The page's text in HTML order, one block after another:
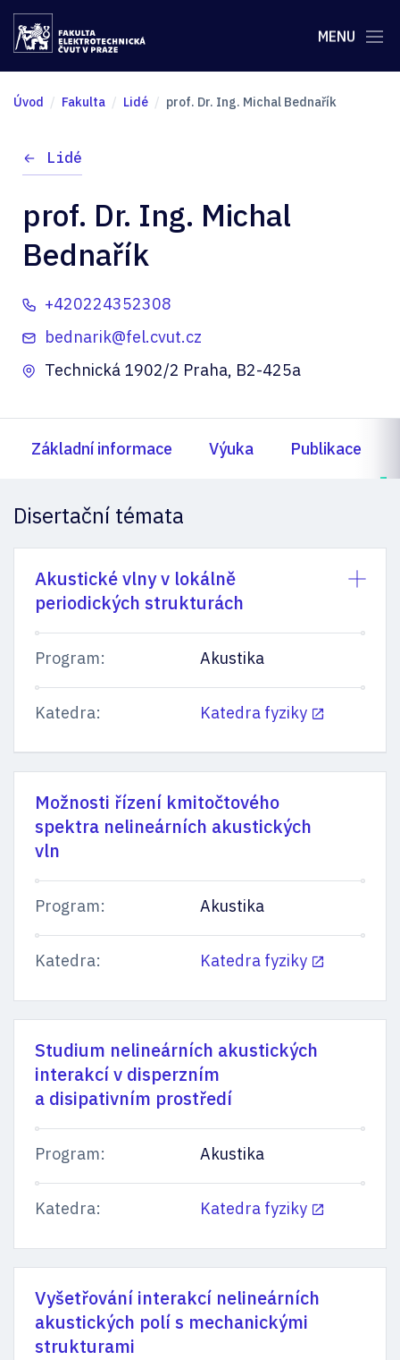
MENU
Úvod Fakulta Lidé prof. Dr. Ing. Michal Bednařík
Lidé
prof. Dr. Ing. Michal
Bednařík
+420224352308
bednarik@fel.cvut.cz
Technická 1902/2 Praha, B2-425a
Základní informace Výuka Publikace
Disertační témata
Akustické vlny v lokálně
periodických strukturách
Program: Akustika
Katedra: Katedra fyziky
Možnosti řízení kmitočtového
spektra nelineárních akustických
vln
Program: Akustika
Katedra: Katedra fyziky
Studium nelineárních akustických
interakcí v disperzním
a disipativním prostředí
Program: Akustika
Katedra: Katedra fyziky
Vyšetřování interakcí nelineárních
akustických polí s mechanickými
strukturami